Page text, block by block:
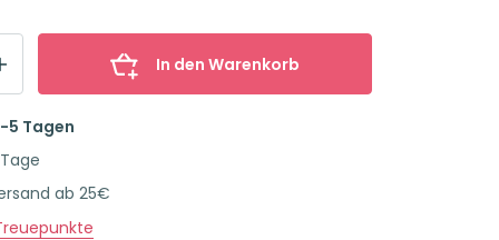
In den Warenkorb
5 Tagen
ab 25€